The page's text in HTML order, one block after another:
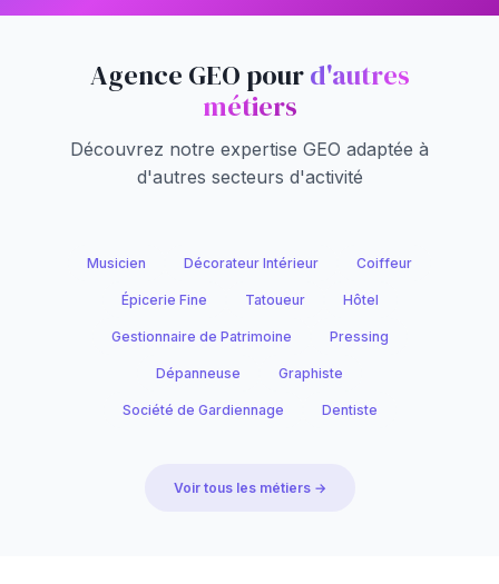
Agence GEO pourd'autres
métiers
Découvrez notre expertise GEO adaptée à
d'autres secteurs d'activité
Musicien Décorateur Intérieur Coiffeur
Épicerie Fine Tatoueur Hôtel
Gestionnaire de Patrimoine Pressing
Dépanneuse Graphiste
Société de Gardiennage Dentiste
Voir tous les métiers →